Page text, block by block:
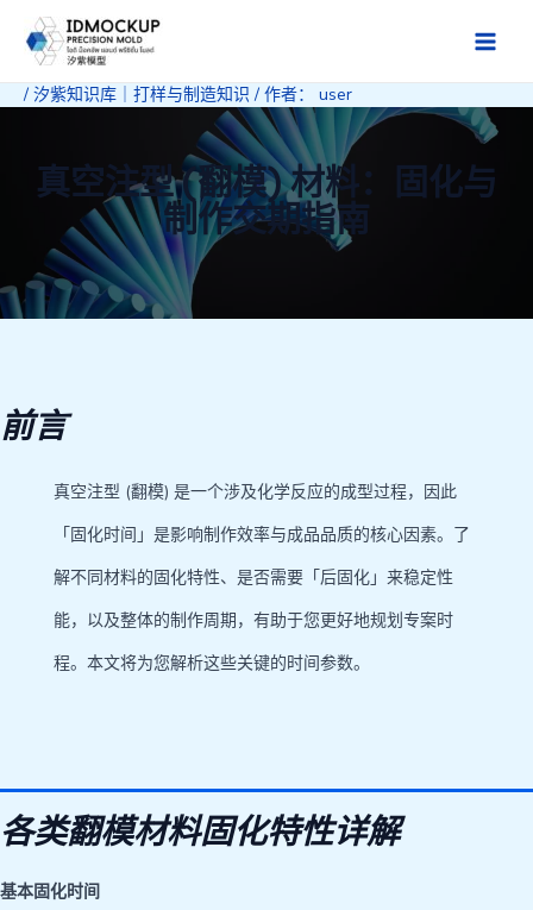
容
Main
/ 汐紫知识库｜打样与制造知识 / 作者： user
真空注型 (翻模) 材料：固化与
制作交期指南
前言
真空注型 (翻模) 是一个涉及化学反应的成型过程，因此
「固化时间」是影响制作效率与成品品质的核心因素。了
解不同材料的固化特性、是否需要「后固化」来稳定性
能，以及整体的制作周期，有助于您更好地规划专案时
程。本文将为您解析这些关键的时间参数。
各类翻模材料固化特性详解
基本固化时间